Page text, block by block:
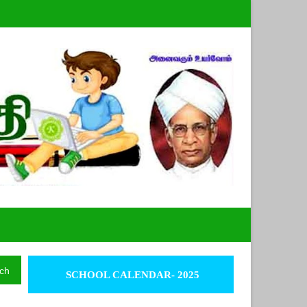
SCHOOL CALENDAR- 2025